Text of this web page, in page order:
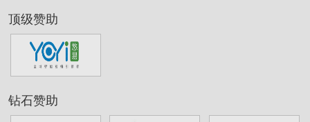
顶级赞助
钻石赞助